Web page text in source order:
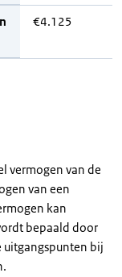
€4.125
vermogen van de
van een
kan
bepaald door
uitgangspunten bij